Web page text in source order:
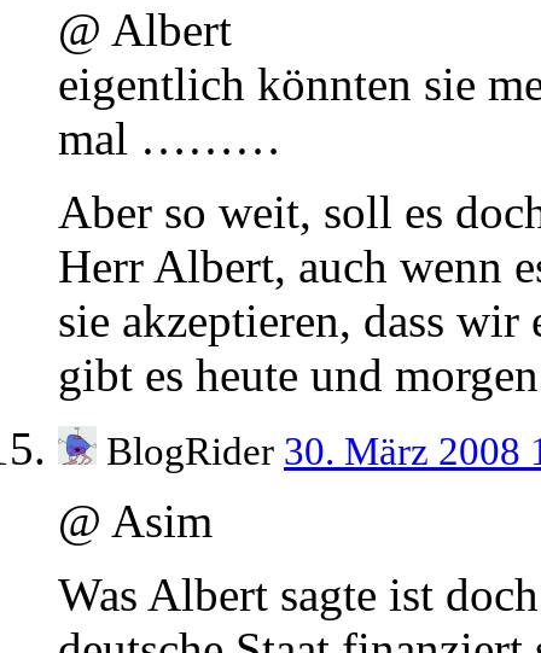
@ Albert
eigentlich könnten sie
mal ………
Aber so weit, soll es
Herr Albert, auch wenn
sie akzeptieren, dass wir
gibt es heute und
BlogRider 30. März 2008
@ Asim
Was Albert sagte ist